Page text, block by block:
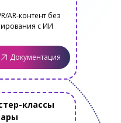
классы
Документация
AR-контент без
с ИИ